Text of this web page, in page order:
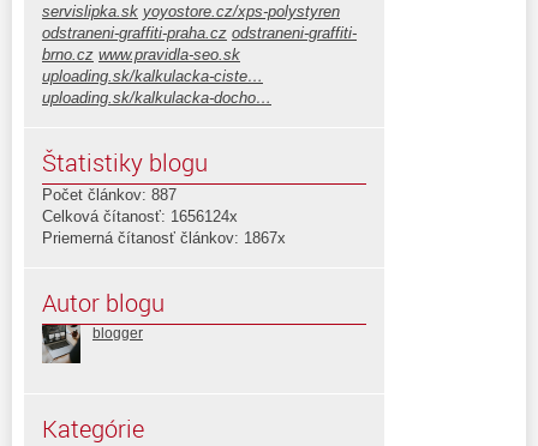
servislipka.sk yoyostore.cz/xps-polystyren
odstraneni-graffiti-praha.cz odstraneni-graffiti-
brno.cz www.pravidla-seo.sk
uploading.sk/kalkulacka-ciste…
uploading.sk/kalkulacka-docho…
Štatistiky blogu
Počet článkov: 887
Celková čítanosť: 1656124x
Priemerná čítanosť článkov: 1867x
Autor blogu
blogger
Kategórie